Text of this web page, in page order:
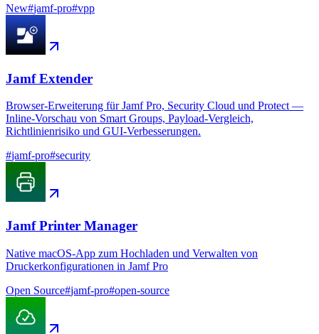
New#jamf-pro#vpp
Jamf Extender
Browser-Erweiterung für Jamf Pro, Security Cloud und Protect —
Inline-Vorschau von Smart Groups, Payload-Vergleich,
Richtlinienrisiko und GUI-Verbesserungen.
#jamf-pro#security
Jamf Printer Manager
Native macOS-App zum Hochladen und Verwalten von
Druckerkonfigurationen in Jamf Pro
Open Source#jamf-pro#open-source